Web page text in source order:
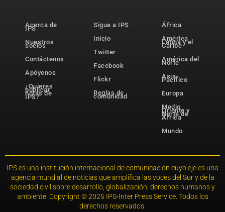
Acerca de
IPS
Nuestros
socios
Contáctenos
Apóyenos
¿Quieres
publicar
notas de
IPS?
Sigue a IPS
Inicio
Twitter
Facebook
Flickr
Reglas de
comunidad
África
América
Latina y el
Caribe
América del
Norte
Asia-
Pacífico
Europa
Medio
Oriente y
Norte de
África
Mundo
IPS es una institución internacional de comunicación cuyo eje es una
agencia mundial de noticias que amplifica las voces del Sur y de la
sociedad civil sobre desarrollo, globalización, derechos humanos y
ambiente. Copyright © 2025 IPS-Inter Press Service. Todos los
derechos reservados.